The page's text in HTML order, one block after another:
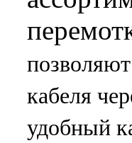
Подробнее
УНК-4-2Н МОД.2
СТАНОК ДЛЯ
18 300 р
кабеля
удобный